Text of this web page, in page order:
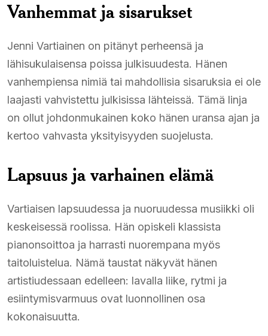
Vanhemmat ja sisarukset
Jenni Vartiainen on pitänyt perheensä ja
lähisukulaisensa poissa julkisuudesta. Hänen
vanhempiensa nimiä tai mahdollisia sisaruksia ei ole
laajasti vahvistettu julkisissa lähteissä. Tämä linja
on ollut johdonmukainen koko hänen uransa ajan ja
kertoo vahvasta yksityisyyden suojelusta.
Lapsuus ja varhainen elämä
Vartiaisen lapsuudessa ja nuoruudessa musiikki oli
keskeisessä roolissa. Hän opiskeli klassista
pianonsoittoa ja harrasti nuorempana myös
taitoluistelua. Nämä taustat näkyvät hänen
artistiudessaan edelleen: lavalla liike, rytmi ja
esiintymisvarmuus ovat luonnollinen osa
kokonaisuutta.